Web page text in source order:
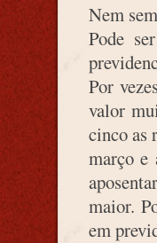
Nem
Pode
Por
valor
cinco as
março e
maior.
em